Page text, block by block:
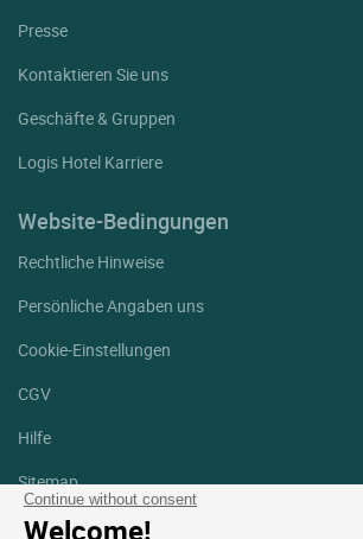
Continue without consent
Welcome!
Presse
Kontaktieren Sie uns
Geschäfte & Gruppen
Logis Hotel Karriere
Website-Bedingungen
Rechtliche Hinweise
Persönliche Angaben uns
Cookie-Einstellungen
CGV
Hilfe
Sitemap
Fotodanksagungen